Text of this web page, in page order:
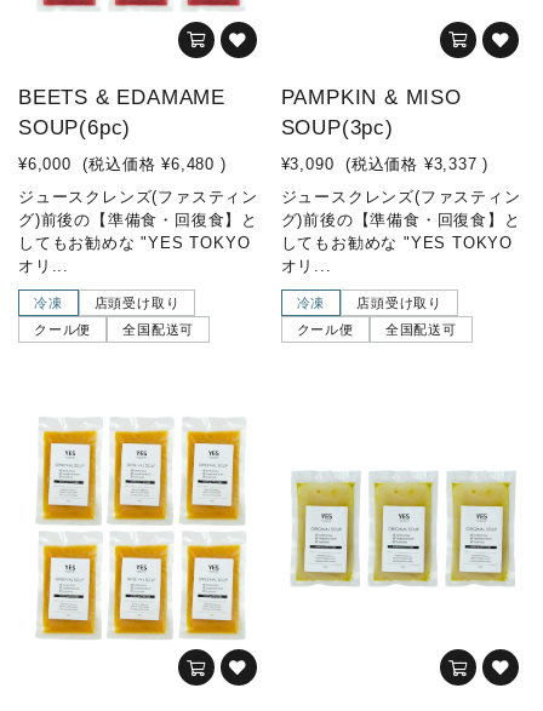
BEETS & EDAMAME
SOUP(6pc)
¥6,000 (税込価格 ¥6,480 )
ジュースクレンズ(ファスティン
グ)前後の【準備食・回復食】と
してもお勧めな "YES TOKYO
オリ...
冷凍
店頭受け取り
クール便
全国配送可
PAMPKIN & MISO
SOUP(3pc)
¥3,090 (税込価格 ¥3,337 )
ジュースクレンズ(ファスティン
グ)前後の【準備食・回復食】と
してもお勧めな "YES TOKYO
オリ...
冷凍
店頭受け取り
クール便
全国配送可